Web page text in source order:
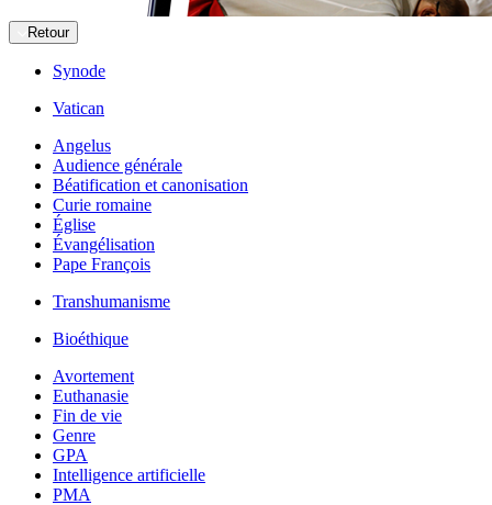
Retour
Synode
Vatican
Angelus
Audience générale
Béatification et canonisation
Curie romaine
Église
Évangélisation
Pape François
Transhumanisme
Bioéthique
Avortement
Euthanasie
Fin de vie
Genre
GPA
Intelligence artificielle
PMA